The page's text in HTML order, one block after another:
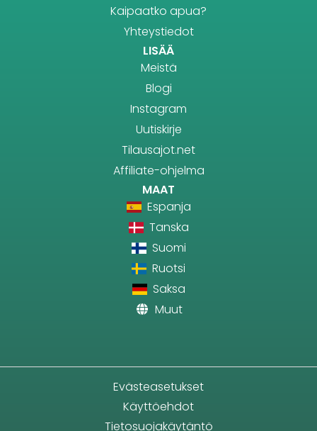
Kaipaatko apua?
Yhteystiedot
LISÄÄ
Meistä
Blogi
Instagram
Uutiskirje
Tilausajot.net
Affiliate-ohjelma
MAAT
Espanja
Tanska
Suomi
Ruotsi
Saksa
Muut
Evästeasetukset
Käyttöehdot
Tietosuojakäytäntö